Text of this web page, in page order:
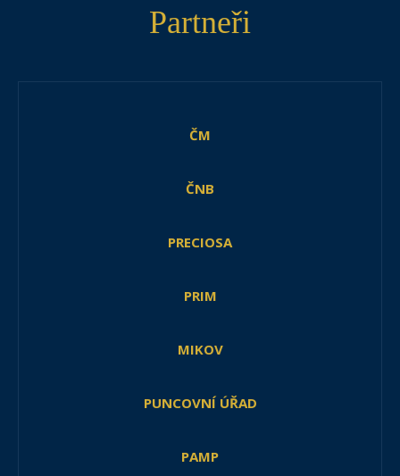
Partneři
ČM
ČNB
PRECIOSA
PRIM
MIKOV
PUNCOVNÍ ÚŘAD
PAMP